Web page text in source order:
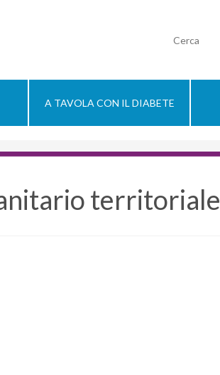
A TAVOLA CON IL DIABETE
territoriale